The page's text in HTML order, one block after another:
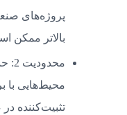
پروژه‌های
بالاتر ممکن
محیط‌هایی با
تثبیت‌کننده